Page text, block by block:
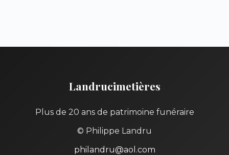
Landrucimetières
Plus de 20 ans de patrimoine funéraire
© Philippe Landru
philandru@aol.com